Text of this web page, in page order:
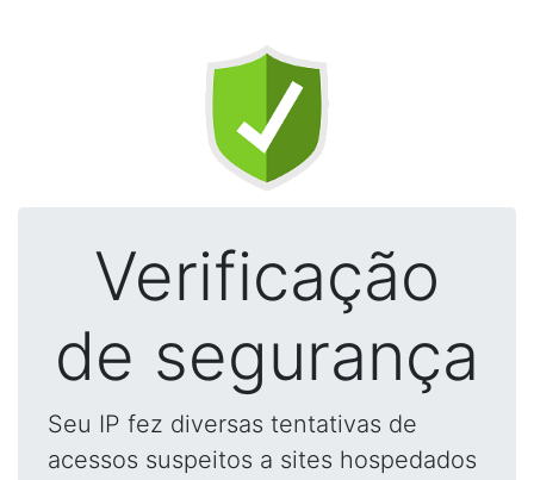
Verificação
de segurança
Seu IP fez diversas tentativas de
acessos suspeitos a sites hospedados